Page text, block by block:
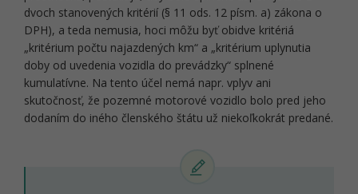
dvoch stanovených kritérií (§ 11 ods. 12 písm. a) zákona o
DPH), a teda nemusia, hoci môžu byť obidve kritériá
„kritérium počtu najazdených km“ a „kritérium uplynutia
doby od uvedenia vozidla do prevádzky“ splnené
kumulatívne. Na tento účel nemá napr. vplyv ani
skutočnosť, že pozemné motorové vozidlo bolo pred jeho
dodaním do iného členského štátu už niekoľkokrát predané.